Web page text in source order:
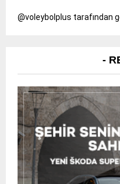
@voleybolplus tarafından
-